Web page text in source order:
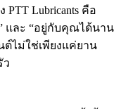
Lubricants คือ
และ “อยู่กับคุณได้นาน
ต์ไม่ใช่เพียงแค่ยาน
ว